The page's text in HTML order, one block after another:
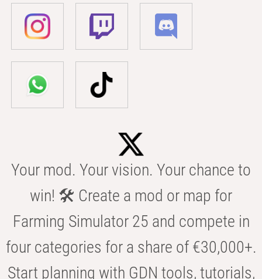
Your mod. Your vision. Your chance to
win! 🛠️ Create a mod or map for
Farming Simulator 25 and compete in
four categories for a share of €30,000+.
Start planning with GDN tools, tutorials,